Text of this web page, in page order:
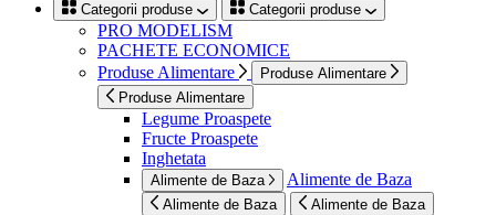
Categorii produse Categorii produse
PRO MODELISM
PACHETE ECONOMICE
Produse Alimentare
Produse Alimentare
Produse Alimentare
Legume Proaspete
Fructe Proaspete
Inghetata
Alimente de Baza Alimente de Baza
Alimente de Baza Alimente de Baza